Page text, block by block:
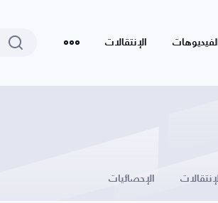
الفيديوهات الإنتقالات
الإنتقالات الإحصائيات